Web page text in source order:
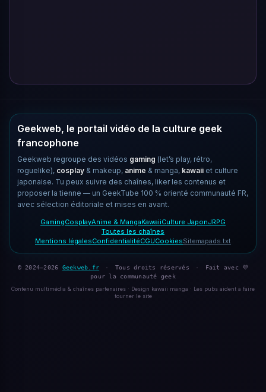
Geekweb, le portail vidéo de la culture geek
francophone
Geekweb regroupe des vidéos gaming (let’s play, rétro,
roguelike), cosplay & makeup, anime & manga, kawaii et culture
japonaise. Tu peux suivre des chaînes, liker les contenus et
proposer la tienne — un GeekTube 100 % orienté communauté FR,
avec sélection éditoriale et mises en avant.
GamingCosplayAnime & MangaKawaiiCulture JaponJRPG
Toutes les chaînes
Mentions légalesConfidentialitéCGUCookiesSitemapads.txt
© 2024–2026 Geekweb.fr · Tous droits réservés ·
Fait avec 💜
pour la communauté geek
Contenu multimédia & chaînes partenaires · Design kawaii manga · Les pubs aident à faire
tourner le site